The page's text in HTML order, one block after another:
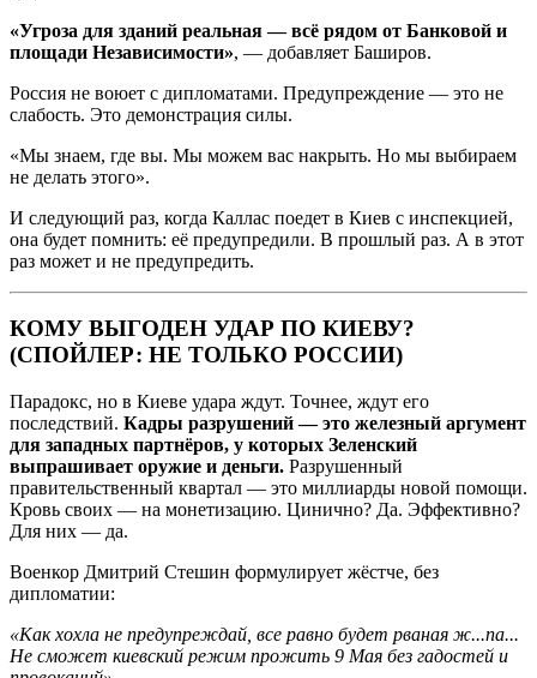
«Угроза для зданий реальная — всё рядом от Банковой и
площади Независимости», — добавляет Баширов.
Россия не воюет с дипломатами. Предупреждение — это не
слабость. Это демонстрация силы.
«Мы знаем, где вы. Мы можем вас накрыть. Но мы выбираем
не делать этого».
И следующий раз, когда Каллас поедет в Киев с инспекцией,
она будет помнить: её предупредили. В прошлый раз. А в этот
раз может и не предупредить.
КОМУ ВЫГОДЕН УДАР ПО КИЕВУ?
(СПОЙЛЕР: НЕ ТОЛЬКО РОССИИ)
Парадокс, но в Киеве удара ждут. Точнее, ждут его
последствий. Кадры разрушений — это железный аргумент
для западных партнёров, у которых Зеленский
выпрашивает оружие и деньги. Разрушенный
правительственный квартал — это миллиарды новой помощи.
Кровь своих — на монетизацию. Цинично? Да. Эффективно?
Для них — да.
Военкор Дмитрий Стешин формулирует жёстче, без
дипломатии:
«Как хохла не предупреждай, все равно будет рваная ж...па...
Не сможет киевский режим прожить 9 Мая без гадостей и